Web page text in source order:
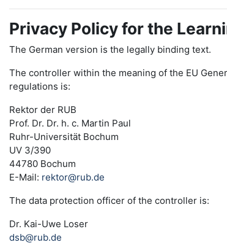
Privacy Policy for the
The German version is the legally binding text.
The controller within the meaning of the EU
regulations is:
Rektor der RUB
Prof. Dr. Dr. h. c. Martin Paul
Ruhr-Universität Bochum
UV 3/390
44780 Bochum
E-Mail: rektor@rub.de
The data protection officer of the controller is:
Dr. Kai-Uwe Loser
dsb@rub.de